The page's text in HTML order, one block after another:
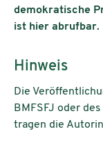
demokratische
ist hier abrufbar.
Hinweis
Die
BMFSFJ oder
tragen die